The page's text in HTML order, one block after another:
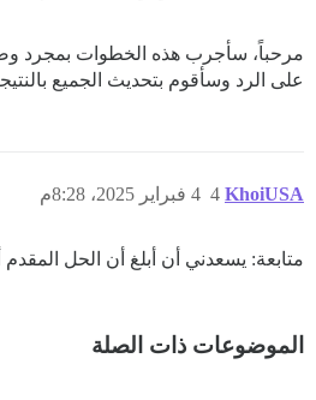
مرحباً، سأجرب هذه الخطوات بمجرد
على الرد وسأقوم بتحديث الجميع
KhoiUSA 4 فبراير 2025، 8:28م 4
متابعة: يسعدني أن أبلغ أن الحل
الموضوعات ذات الصلة